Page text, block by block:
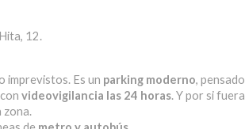
12.
imprevistos. Es un parking moderno, pensado
videovigilancia las 24 horas. Y por si fuera
zona.